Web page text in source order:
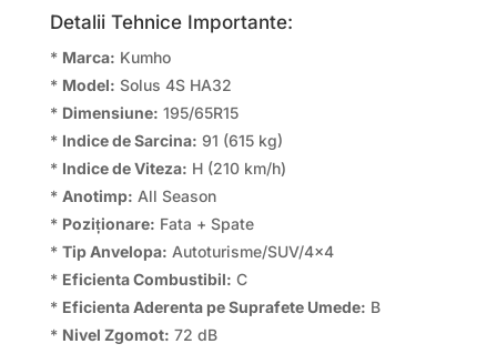
Detalii Tehnice Importante:
* Marca: Kumho
* Model: Solus 4S HA32
* Dimensiune: 195/65R15
* Indice de Sarcina: 91 (615 kg)
* Indice de Viteza: H (210 km/h)
* Anotimp: All Season
* Poziționare: Fata + Spate
* Tip Anvelopa: Autoturisme/SUV/4×4
* Eficienta Combustibil: C
* Eficienta Aderenta pe Suprafete Umede: B
* Nivel Zgomot: 72 dB